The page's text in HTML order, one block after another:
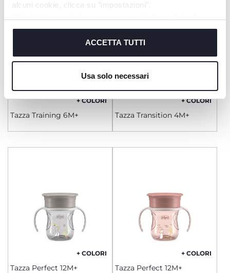
alcuni cookie, clicca su "impostazioni".
cookie tecnici, indispensabili per fruire del servizio
ACCETTA TUTTI
Usa solo necessari
+ COLORI
Tazza Training 6M+
+ COLORI
Tazza Transition 4M+
+ COLORI
Tazza Perfect 12M+
+ COLORI
Tazza Perfect 12M+